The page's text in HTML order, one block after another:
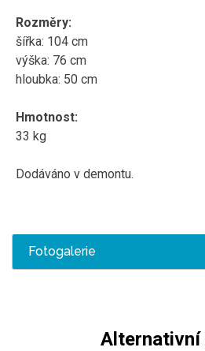
Rozměry:
šířka: 104 cm
výška: 76 cm
hloubka: 50 cm
Hmotnost:
33 kg
Dodáváno v demontu.
Fotogalerie
Alternativní